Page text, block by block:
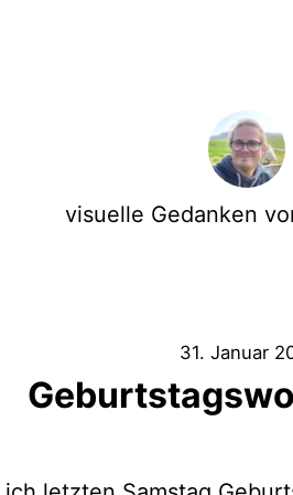
visuelle Gedanken
31. Januar